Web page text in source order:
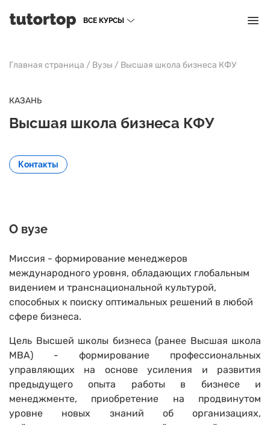
ВСЕ КУРСЫ
Главная страница / Вузы / Высшая школа бизнеса КФУ
КАЗАНЬ
Высшая школа бизнеса КФУ
Контакты
О вузе
Миссия - формирование менеджеров
международного уровня, обладающих глобальным
видением и транснациональной культурой,
способных к поиску оптимальных решений в любой
сфере бизнеса.
Цель Высшей школы бизнеса (ранее Высшая школа
МВА) - формирование профессиональных
управляющих на основе усиления и развития
предыдущего опыта работы в бизнесе и
менеджменте, приобретение на продвинутом
уровне новых знаний об организациях,